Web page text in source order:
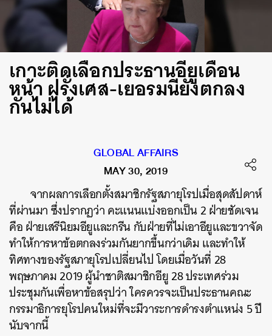
เกาะติดเลือกประธานอียูเดือน
หน้า ฝรั่งเศส-เยอรมนียังตกลง
กันไม่ได้
GLOBAL AFFAIRS
MAY 30, 2019
จากผลการเลือกตั้งสมาชิกรัฐสภายุโรปเมื่อสุดสัปดาห์
ที่ผ่านมา ซึ่งปรากฏว่า คะแนนแบ่งออกเป็น 2 ฝ่ายชัดเจน
คือ ฝ่ายเสรีนิยมอียูและกรีน กับฝ่ายที่ไม่เอาอียูและขวาจัด
ทำให้การหาข้อตกลงร่วมกันยากขึ้นกว่าเดิม และทำให้
ทิศทางของรัฐสภายุโรปเปลี่ยนไป โดยเมื่อวันที่ 28
พฤษภาคม 2019 ผู้นำชาติสมาชิกอียู 28 ประเทศร่วม
ประชุมกันเพื่อหาข้อสรุปว่า ใครควรจะเป็นประธานคณะ
กรรมาธิการยุโรปคนใหม่ที่จะมีวาระการดำรงตำแหน่ง 5 ปี
นับจากนี้